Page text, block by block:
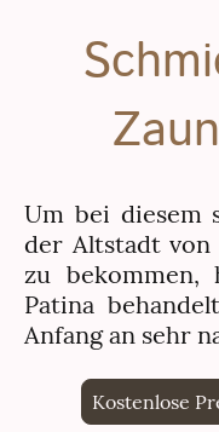
Um bei diesem
der Altstadt
zu
Patina
Anfang an sehr
Kostenlose